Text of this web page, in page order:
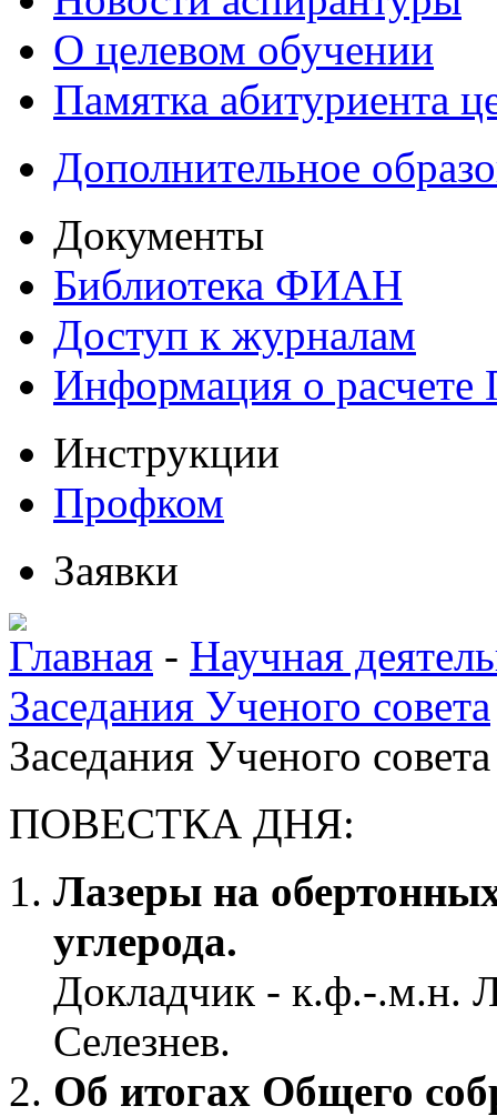
О целевом обучении
Памятка абитуриента
Дополнительное
Документы
Библиотека ФИАН
Доступ к журналам
Информация о
Инструкции
Профком
Заявки
Главная - Научная
Заседания Ученого совета
Заседания Ученого
ПОВЕСТКА ДНЯ:
Лазеры на
углерода.
Докладчик - к.ф.-.м.н.
Селезнев.
Об итогах Общего